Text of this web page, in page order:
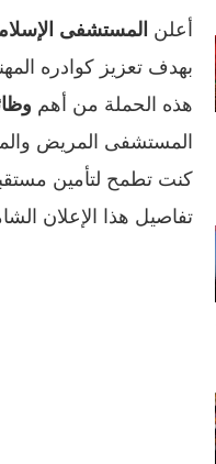
أعلن المستشفى
بهدف تعزيز كوادره
هذه الحملة من أهم
المستشفى المريض
كنت تطمح لتأمين
تفاصيل هذا الإعلان